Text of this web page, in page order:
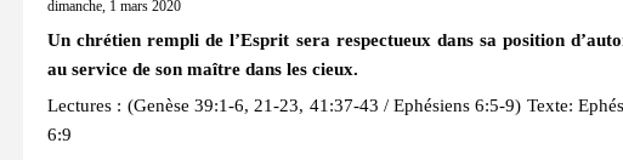
dimanche, 1 mars 2020
Un chrétien rempli de l’Esprit sera respectueux dans sa position
au service de son maître dans les cieux.
Lectures : (Genèse 39:1-6, 21-23, 41:37-43 / Ephésiens 6:5-9) Texte:
6:9